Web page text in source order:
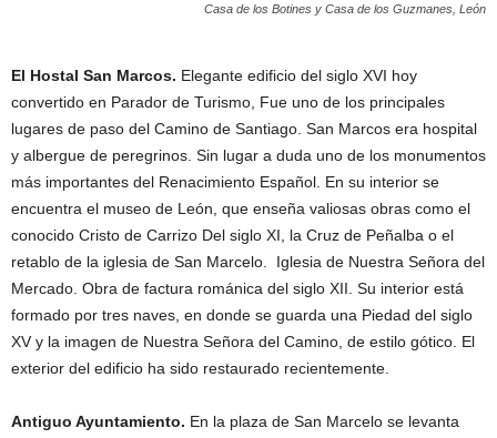
Casa de los Botines y Casa de los Guzmanes, León
El Hostal San Marcos. Elegante edificio del siglo XVI hoy
convertido en Parador de Turismo, Fue uno de los principales
lugares de paso del Camino de Santiago. San Marcos era hospital
y albergue de peregrinos. Sin lugar a duda uno de los monumentos
más importantes del Renacimiento Español. En su interior se
encuentra el museo de León, que enseña valiosas obras como el
conocido Cristo de Carrizo Del siglo XI, la Cruz de Peñalba o el
retablo de la iglesia de San Marcelo. Iglesia de Nuestra Señora del
Mercado. Obra de factura románica del siglo XII. Su interior está
formado por tres naves, en donde se guarda una Piedad del siglo
XV y la imagen de Nuestra Señora del Camino, de estilo gótico. El
exterior del edificio ha sido restaurado recientemente.
Antiguo Ayuntamiento. En la plaza de San Marcelo se levanta